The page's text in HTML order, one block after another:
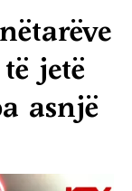
jetë
asnjë